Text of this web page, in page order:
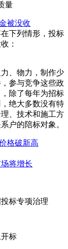
量
被没收
下列情形，投标
：
、物力，制作少
参与竞争这些政
除了每年为招标
绝大多数没有特
、技术和施工方
户的陪标对象。
格破新高
将增长
标专项治理
标